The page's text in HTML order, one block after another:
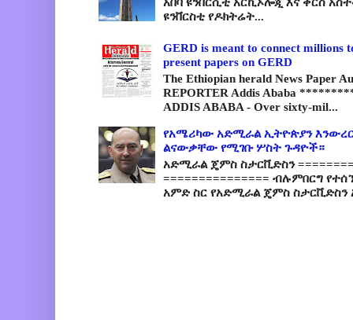
ዩንቨርስቲ የዶክትሬት...
GERD is meant to connect millions
present papers on GERD
The Ethiopian herald News Paper
REPORTER Addis Ababa
ADDIS ABABA - Over sixty-mil...
የአሜሪካው አድሚራል ኢትዮጵያን
ልናውቃቸው የሚገቡ ሦስት ጉዳዮች።
አድሚራል ጄምስ ስታርቪድስን
=============== ብሉምበርግ
አምድ ስር የአድሚራል ጄምስ ስታርቪድስን